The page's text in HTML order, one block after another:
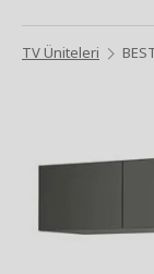
TV Üniteleri